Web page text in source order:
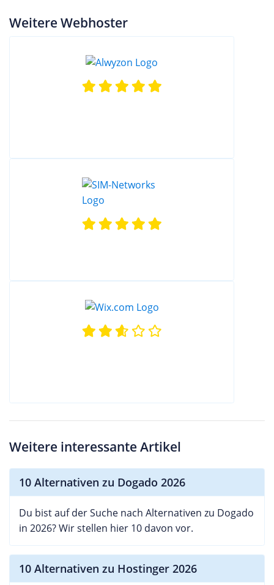
Weitere Webhoster
Weitere interessante Artikel
10 Alternativen zu Dogado 2026
Du bist auf der Suche nach Alternativen zu Dogado
in 2026? Wir stellen hier 10 davon vor.
10 Alternativen zu Hostinger 2026